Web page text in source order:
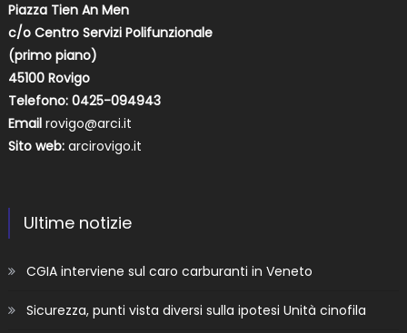
Piazza Tien An Men
c/o Centro Servizi Polifunzionale
(primo piano)
45100 Rovigo
Telefono: 0425-094943
Email rovigo@arci.it
Sito web: arcirovigo.it
Ultime notizie
CGIA interviene sul caro carburanti in Veneto
Sicurezza, punti vista diversi sulla ipotesi Unità cinofila